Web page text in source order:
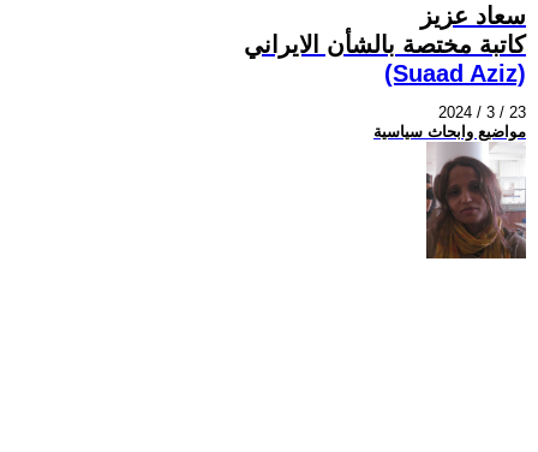
سعاد عزيز
کاتبة مختصة بالشأن الايراني
(Suaad Aziz)
2024 / 3 / 23
مواضيع وابحاث سياسية